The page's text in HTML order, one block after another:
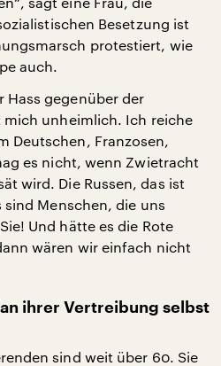
Besetzung ist
protestiert, wie
auch.
Hass gegenüber der
mich unheimlich. Ich reiche
Deutschen, Franzosen,
es nicht, wenn Zwietracht
wird. Die Russen, das ist
sind Menschen, die uns
Und hätte es die Rote
wären wir einfach nicht
ihrer Vertreibung selbst
sind weit über 60. Sie